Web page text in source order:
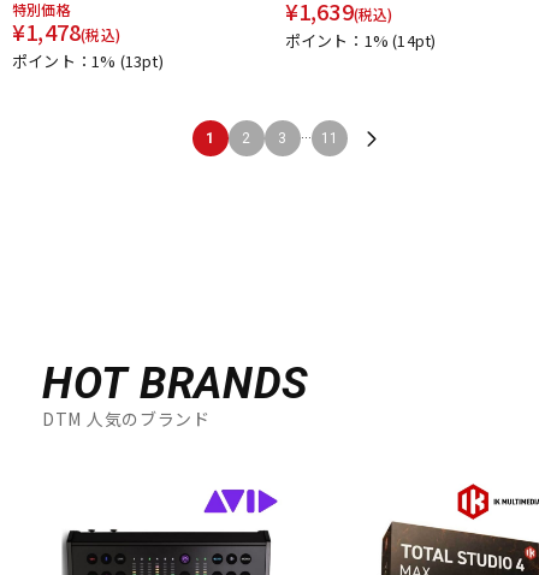
特別価格
¥1,478(税込)
ポイント：1% (13pt)
¥1,639(税込)
ポイント：1%(14pt)
1 2 3 ... 11
HOT BRANDS
DTM 人気のブランド